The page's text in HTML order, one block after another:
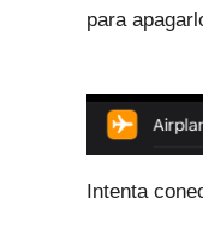
para
Intenta